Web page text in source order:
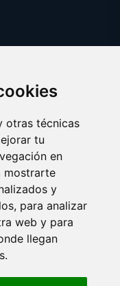
otras técnicas
tu
en
mostrarte
y
para analizar
web y para
llegan